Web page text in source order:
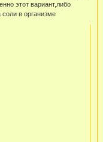
этот вариант,либо
соли в организме